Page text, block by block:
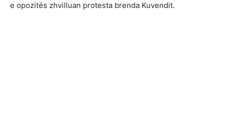
e opozitës zhvilluan protesta brenda Kuvendit.